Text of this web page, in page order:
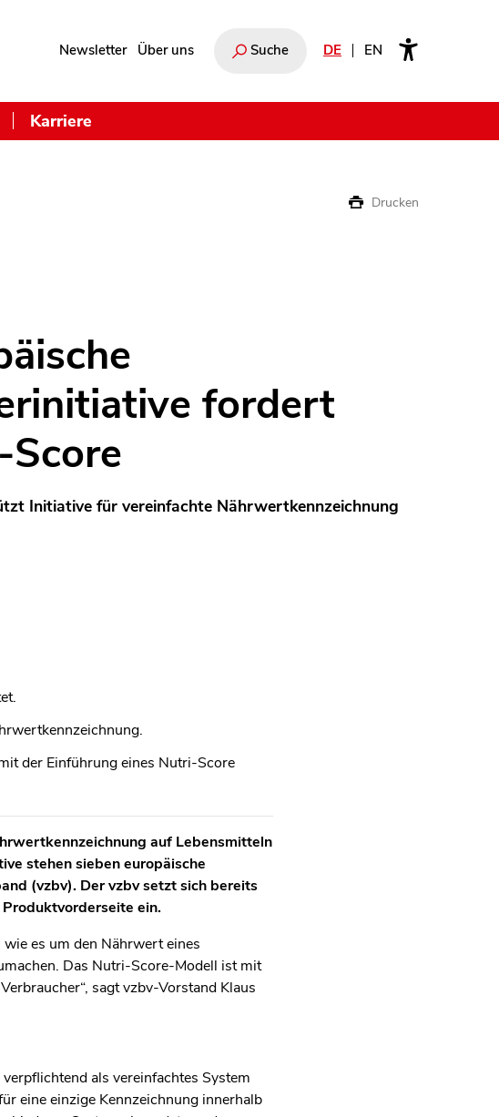
Newsletter Über uns Suche DE EN
Karriere
Drucken
fordert
Initiative für vereinfachte Nährwertkennzeichnung
der Einführung eines Nutri-Score
auf Lebensmitteln
stehen sieben europäische
(vzbv). Der vzbv setzt sich bereits
ein.
es um den Nährwert eines
Das Nutri-Score-Modell ist mit
sagt vzbv-Vorstand Klaus
als vereinfachtes System
eine einzige Kennzeichnung innerhalb